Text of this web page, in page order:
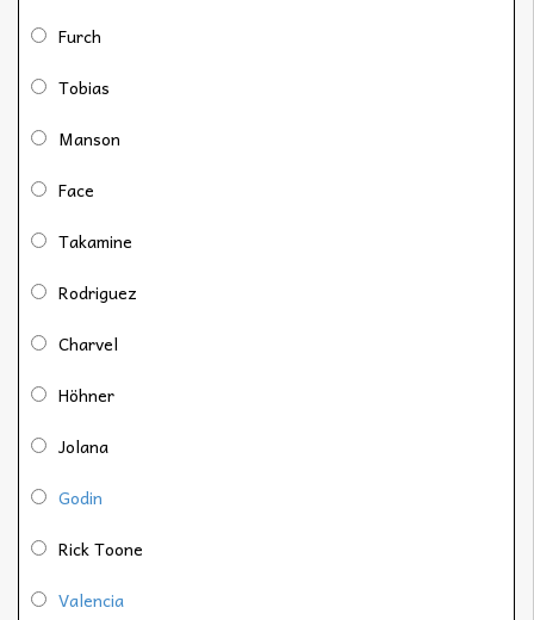
Furch
Tobias
Manson
Face
Takamine
Rodriguez
Charvel
Höhner
Jolana
Godin
Rick Toone
Valencia